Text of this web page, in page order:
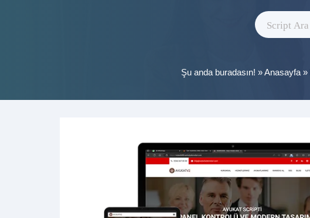
Şu anda buradasın! »Anasayfa »